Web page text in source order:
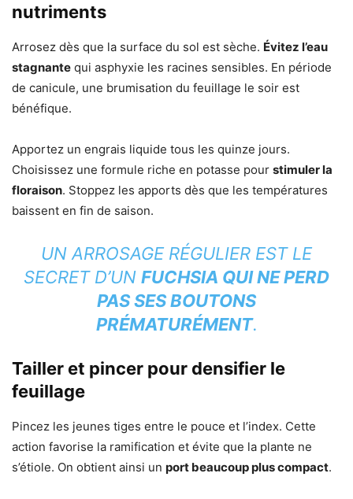
nutriments
Arrosez dès que la surface du sol est sèche. Évitez l’eau
stagnante qui asphyxie les racines sensibles. En période
de canicule, une brumisation du feuillage le soir est
bénéfique.
Apportez un engrais liquide tous les quinze jours.
Choisissez une formule riche en potasse pour stimuler la
floraison. Stoppez les apports dès que les températures
baissent en fin de saison.
UN ARROSAGE RÉGULIER EST LE
SECRET D’UN FUCHSIA QUI NE PERD
PAS SES BOUTONS
PRÉMATURÉMENT.
Tailler et pincer pour densifier le
feuillage
Pincez les jeunes tiges entre le pouce et l’index. Cette
action favorise la ramification et évite que la plante ne
s’étiole. On obtient ainsi un port beaucoup plus compact.